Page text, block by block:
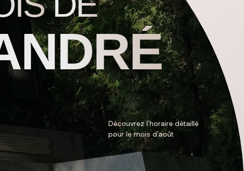
Découvrez l'horaire détaillé
pour le mois d'août